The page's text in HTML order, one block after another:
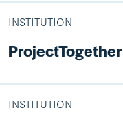
INSTITUTION
ProjectTogether
INSTITUTION